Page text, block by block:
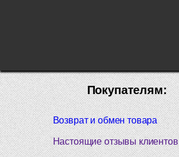
Покупателям:
Возврат и обмен товара
Настоящие отзывы клиентов